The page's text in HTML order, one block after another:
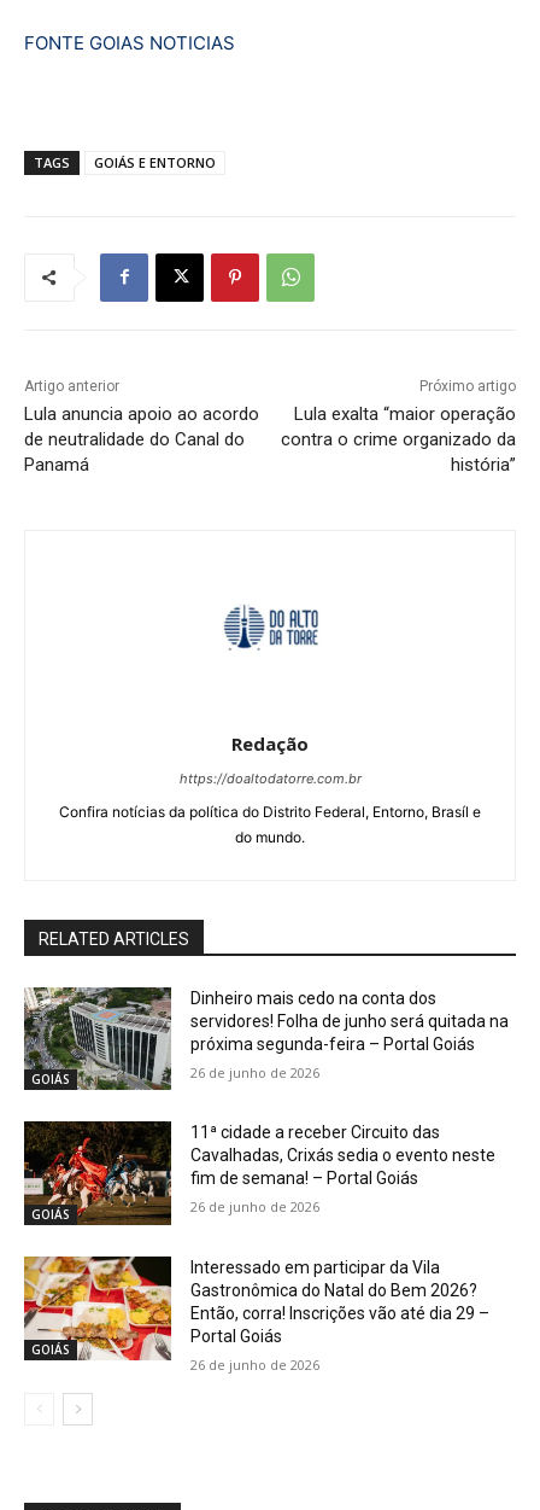
FONTE GOIAS NOTICIAS
TAGS GOIÁS E ENTORNO
Artigo anterior
Lula anuncia apoio ao acordo
de neutralidade do Canal do
Panamá
Próximo artigo
Lula exalta “maior operação
contra o crime organizado da
história”
Redação
https://doaltodatorre.com.br
Confira notícias da política do Distrito Federal, Entorno, Brasíl e
do mundo.
RELATED ARTICLES
GOIÁS
Dinheiro mais cedo na conta dos
servidores! Folha de junho será quitada na
próxima segunda-feira – Portal Goiás
26 de junho de 2026
GOIÁS
11ª cidade a receber Circuito das
Cavalhadas, Crixás sedia o evento neste
fim de semana! – Portal Goiás
26 de junho de 2026
GOIÁS
Interessado em participar da Vila
Gastronômica do Natal do Bem 2026?
Então, corra! Inscrições vão até dia 29 –
Portal Goiás
26 de junho de 2026